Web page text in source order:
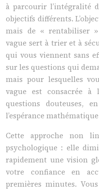
à parcourir l’intégralité
objectifs différents.
mais de « rentabiliser
vague sert à trier et à
qui vous viennent sans
sur les questions qui
mais pour lesquelles
vague est consacrée à
questions douteuses,
l’espérance
Cette approche non
psychologique : elle
rapidement une vision
votre confiance en
premières minutes.